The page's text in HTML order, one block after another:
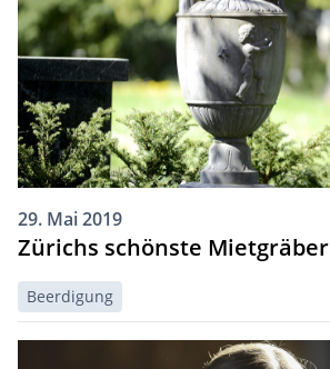
29. Mai 2019
Zürichs schönste Mietgräber
Beerdigung